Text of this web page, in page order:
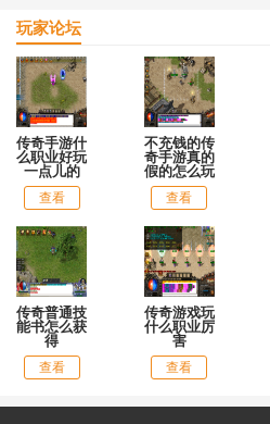
玩家论坛
传奇手游什
么职业好玩
一点儿的
查看
不充钱的传
奇手游真的
假的怎么玩
查看
传奇普通技
能书怎么获
得
查看
传奇游戏玩
什么职业厉
害
查看